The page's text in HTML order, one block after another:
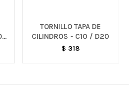
TORNILLO TAPA DE
CILINDROS - C10 / D20
$ 318